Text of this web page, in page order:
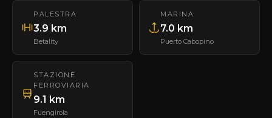
PALESTRA
3.9 km
Betality
MARINA
7.0 km
Puerto Cabopino
STAZIONE
FERROVIARIA
9.1 km
Fuengirola